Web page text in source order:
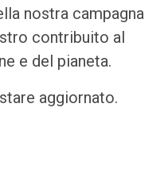
nostra campagna
contribuito al
e del pianeta.
aggiornato.